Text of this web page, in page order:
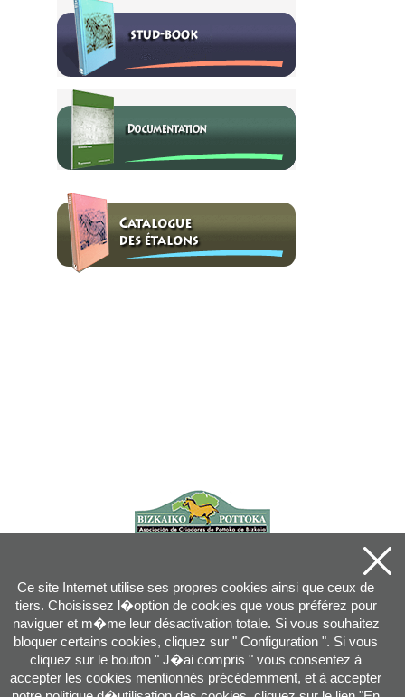
Ce site Internet utilise ses propres cookies ainsi que ceux de
tiers. Choisissez l�option de cookies que vous préférez pour
naviguer et m�me leur désactivation totale. Si vous souhaitez
bloquer certains cookies, cliquez sur " Configuration ". Si vous
cliquez sur le bouton " J�ai compris " vous consentez à
accepter les cookies mentionnés précédemment, et à accepter